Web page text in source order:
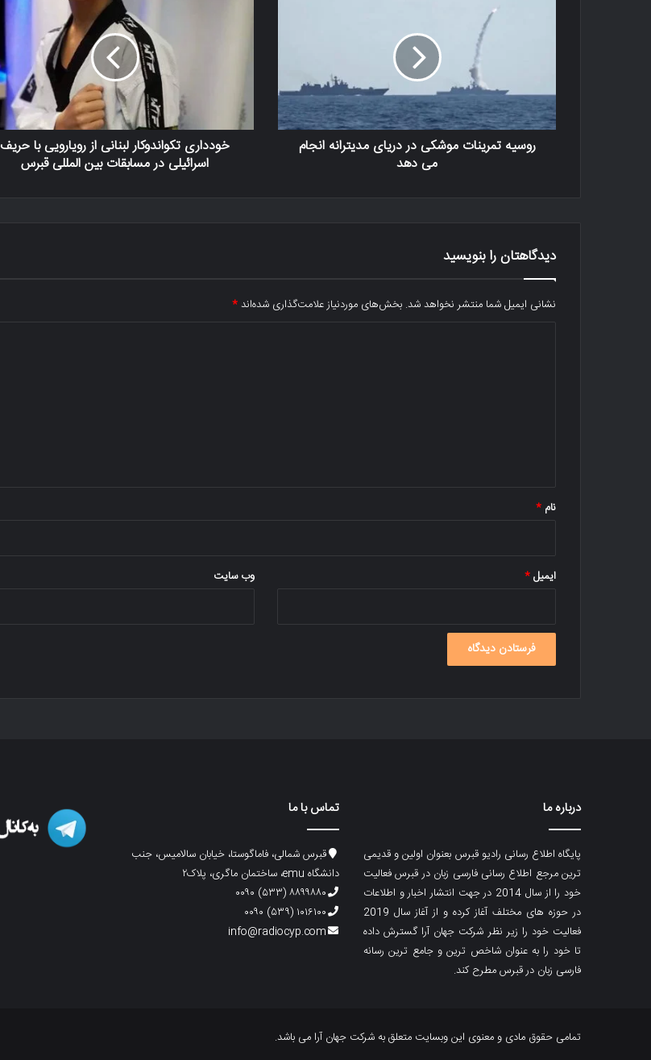
روسیه تمرینات موشکی در دریای مدیترانه انجام
می دهد
خودداری تکواندوکار لبنانی از رویارویی با حریف
اسرائیلی در مسابقات بین المللی قبرس
دیدگاهتان را بنویسید
نشانی ایمیل شما منتشر نخواهد شد. بخش‌های موردنیاز علامت‌گذاری شده‌اند*
نام *
ایمیل* وب‌ سایت
درباره ما
پایگاه اطلاع رسانی رادیو قبرس بعنوان اولین و قدیمی
ترین مرجع اطلاع رسانی فارسی زبان در قبرس فعالیت
خود را از سال 2014 در جهت انتشار اخبار و اطلاعات
در حوزه های مختلف آغاز کرده و از آغاز سال 2019
فعالیت خود را زیر نظر شرکت جهان آرا گسترش داده
تا خود را به عنوان شاخص ترین و جامع ترین رسانه
فارسی زبان در قبرس مطرح کند.
تماس با ما
قبرس شمالی، فاماگوستا، خیابان سالامیس، جنب
دانشگاه emu، ساختمان ماگری، پلاک۲
۸۸۹۹۸۸۰ (۵۳۳) ۰۰۹۰
۱۰۱۶۱۰۰ (۵۳۹) ۰۰۹۰
info@radiocyp.com
تمامی حقوق مادی و معنوی این وبسایت متعلق به شرکت جهان آرا می باشد.